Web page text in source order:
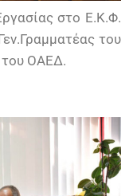
στο Ε.Κ.Φ.
του
του ΟΑΕΔ.